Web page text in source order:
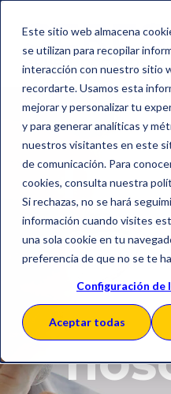
Este sitio web almacena
se utilizan para recopilar
interacción con nuestro sitio
recordarte. Usamos esta
mejorar y personalizar tu
y para generar analíticas y
nuestros visitantes en este
de comunicación. Para
cookies, consulta nuestra
Si rechazas, no se hará
información cuando visites
una sola cookie en tu
preferencia de que no se te
Configuración de
Aceptar todas